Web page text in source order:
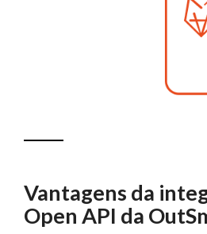
Vantagens da
Open API da